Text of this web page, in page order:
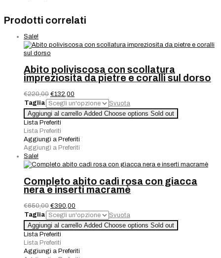
Prodotti correlati
Sale!
Abito poliviscosa con scollatura
impreziosita da pietre e coralli sul dorso
€220,00 Il
prezzo
originale
era:
€220,00.
€132,00
prezzo
attuale
è:
Taglia
Svuota
Abito
poliviscosa
con
scollatura
impreziosita
da
pietre
e
coralli
sul
dorso
quantità
Aggiungi al carrello Added Choose options Sold out
Lista Preferiti
Lista Preferiti
Aggiungi a Preferiti
Aggiungi a Preferiti
Sale!
Completo abito cadì rosa con giacca
nera e inserti macramè
€650,00 Il
prezzo
originale
era:
€650,00.
€390,00
prezzo
attuale
è:
Taglia
Svuota
Completo
abito
cadì
rosa
Aggiungi al carrello Added Choose options Sold out
Lista Preferiti
Lista Preferiti
Aggiungi a Preferiti